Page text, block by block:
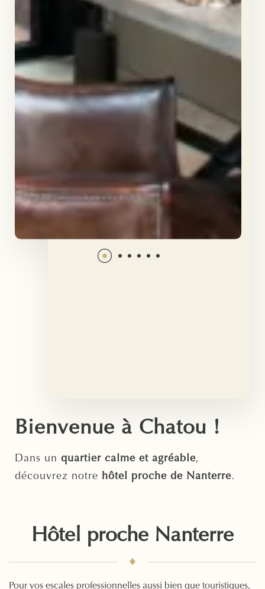
Bienvenue à Chatou !
Dans un quartier calme et agréable,
découvrez notre hôtel proche de Nanterre.
Hôtel proche Nanterre
Pour vos escales professionnelles aussi bien que touristiques,